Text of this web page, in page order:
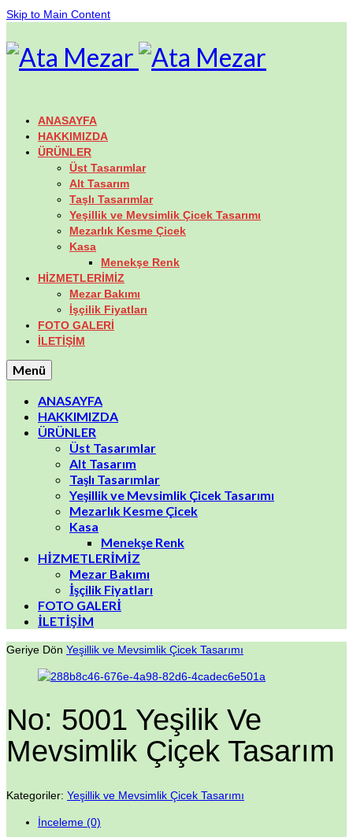
Skip to Main Content
ANASAYFA
HAKKIMIZDA
ÜRÜNLER
Üst Tasarımlar
Alt Tasarım
Taşlı Tasarımlar
Yeşillik ve Mevsimlik Çicek Tasarımı
Mezarlık Kesme Çicek
Kasa
Menekşe Renk
HİZMETLERİMİZ
Mezar Bakımı
İşçilik Fiyatları
FOTO GALERİ
İLETİŞİM
Menü
ANASAYFA
HAKKIMIZDA
ÜRÜNLER
Üst Tasarımlar
Alt Tasarım
Taşlı Tasarımlar
Yeşillik ve Mevsimlik Çicek Tasarımı
Mezarlık Kesme Çicek
Kasa
Menekşe Renk
HİZMETLERİMİZ
Mezar Bakımı
İşçilik Fiyatları
FOTO GALERİ
İLETİŞİM
Geriye Dön Yeşillik ve Mevsimlik Çicek Tasarımı
No: 5001 Yeşilik Ve
Mevsimlik Çiçek Tasarım
Kategoriler: Yeşillik ve Mevsimlik Çicek Tasarımı
İnceleme (0)